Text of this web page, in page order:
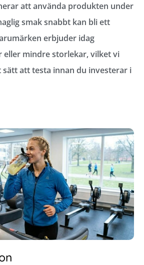
att använda produkten under
smak snabbt kan bli ett
erbjuder idag
mindre storlekar, vilket vi
att testa innan du investerar i